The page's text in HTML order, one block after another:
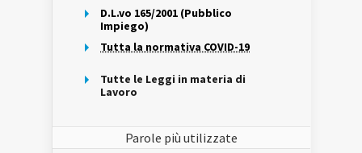
D.L.vo 165/2001 (Pubblico
Impiego)
Tutta la normativa COVID-19
Tutte le Leggi in materia di
Lavoro
Parole più utilizzate